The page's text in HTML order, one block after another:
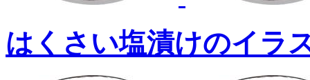
はくさい塩漬けのイラ